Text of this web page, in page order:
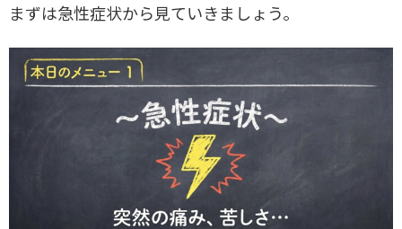
まずは急性症状から見ていきましょう。